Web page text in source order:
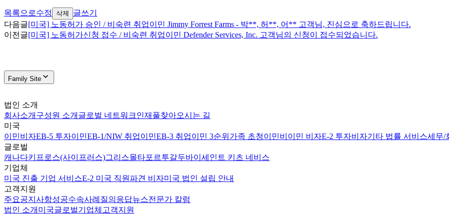
목록으로수정 삭제
글쓰기
다음글[미국] 노동허가 승인 / 비숙련 취업이민 Jimmy Forrest Farms - 박**, 허**, 어** 고객님, 진심으로 축하드립니다.
이전글[미국] 노동허가신청 접수 / 비숙련 취업이민 Defender Services, Inc. 고객님의 신청이 접수되었습니다.
Family Site
법인 소개
회사소개 구성원 소개 글로벌 네트워크인재풀찾아오시는 길
미국
이민비자EB-5 투자이민EB-1/NIW 취업이민EB-3 취업이민 3순위 가족 초청이민비이민 비자E-2 투자비자기타 법률 서비스세무/
글로벌
캐나다키프로스(사이프러스)그리스몰타포르투갈두바이 세인트 키츠 네비스
기업체
미국 진출 기업 서비스E-2 미국 직원파견 비자미국 법인 설립 안내
고객지원
주요공지사항성공수속사례 질의응답뉴스전문가 칼럼
법인 소개 미국글로벌기업체 고객지원